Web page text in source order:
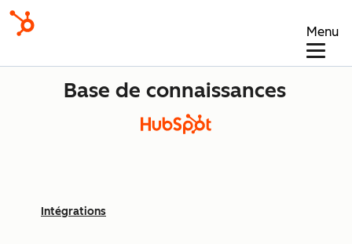
Menu
Base de connaissances
Intégrations